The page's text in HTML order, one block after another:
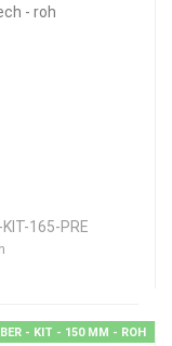
- roh
165-PRE
- KIT - 150 MM - ROH